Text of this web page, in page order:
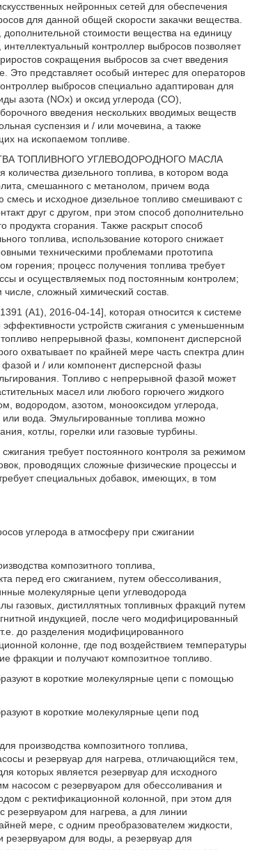
нейронных сетей для обеспечения
для данной общей скорости закачки вещества.
стоимости вещества на единицу
контроллер выбросов позволяет
сокращения выбросов за счет введения
Это представляет особый интерес для операторов
выбросов специально адаптирован для
азота (NOx) и оксид углерода (CO),
введения нескольких вводимых веществ
суспензия и / или мочевина, а также
на ископаемом топливе.
ТОПЛИВНОГО УГЛЕВОДОРОДНОГО МАСЛА
дизельного топлива, в котором вода
смешанного с метанолом, причем вода
смесь и исходное дизельное топливо смешивают с
друг с другом, при этом способ дополнительно
продукта сгорания. Также раскрыт способ
топлива, использование которого снижает
техническими проблемами прототипа
горения; процесс получения топлива требует
и осуществляемых под постоянным контролем;
сложный химический состав.
(A1), 2016-04-14], которая относится к системе
устройств сжигания с уменьшенным
непрерывной фазы, компонент дисперсной
охватывает по крайней мере часть спектра длин
и / или компонент дисперсной фазы
Топливо с непрерывной фазой может
масел или любого горючего жидкого
водородом, азотом, монооксидом углерода,
вода. Эмульгированные топлива можно
котлы, горелки или газовые турбины.
требует постоянного контроля за режимом
проводящих сложные физические процессы и
специальных добавок, имеющих, в том
углерода в атмосферу при сжигании
композитного топлива,
перед его сжиганием, путем обессоливания,
молекулярные цепи углеводорода
газовых, дистиллятных топливных фракций путем
индукцией, после чего модифицированный
до разделения модифицированного
колонне, где под воздействием температуры
фракции и получают композитное топливо.
в короткие молекулярные цепи с помощью
в короткие молекулярные цепи под
производства композитного топлива,
и резервуар для нагрева, отличающийся тем,
которых является резервуар для исходного
насосом с резервуаром для обессоливания и
с ректификационной колонной, при этом для
резервуаром для нагрева, а для линии
мере, с одним преобразователем жидкости,
для воды, а резервуар для